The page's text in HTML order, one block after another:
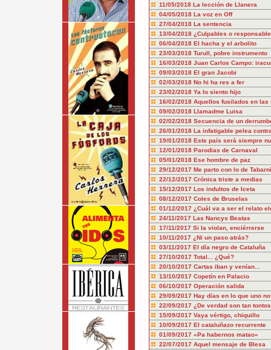
11/05/2018 La lección de Llanera
04/05/2018 La voz en Off
27/04/2018 La sentencia
13/04/2018 ¿Culpables o
06/04/2018 El hacha y el arbolito
23/03/2018 Turull, pobre instrumento
16/03/2018 Juan Carlos Campo:
09/03/2018 El gran Jacobi
02/03/2018 No hi ha res a fer
23/02/2018 Ya lo siento hijo
16/02/2018 Aquellos fusilados en las
09/02/2018 Llamadme Luisa
02/02/2018 Secuencia de un
26/01/2018 La infatigable pelea
19/01/2018 Este país será siempre
12/01/2018 Parodias de Carnaval
05/01/2018 Ese hombre de paz
29/12/2017 Me parto con lo de
22/12/2017 Crónica triste a medias
15/12/2017 Los indultos de Iceta
08/12/2017 Coles de Bruselas
01/12/2017 ¿Cuál va a ser el relato
24/11/2017 Las Nancys Beatas
17/11/2017 Si la violan, enciérrerse
10/11/2017 ¿Ni un paso atrás?
03/11/2017 El día negro de Cataluña
27/10/2017 Total... ¿Qué?
20/10/2017 Cartas iban y venían...
13/10/2017 Copetín en Palacio
06/10/2017 Operación salida
29/09/2017 Hay días en lo que uno
22/09/2017 ¿De verdad son tan
15/09/2017 Vaya vértigo, chiquillo
10/09/2017 El cataluñazo recurrente
01/09/2017 «Pa habernos matao»
22/07/2017 Aquel mensaje de Blesa